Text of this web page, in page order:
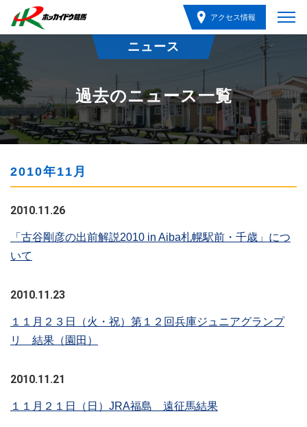
アクセス情報
ニュース
過去のニュース一覧
2010年11月
2010.11.26
「古谷剛彦の出前解説2010 in Aiba札幌駅前・千歳」につ
いて
2010.11.23
１１月２３日（火・祝）第１２回兵庫ジュニアグランプ
リ 結果（園田）
2010.11.21
１１月２１日（日）JRA福島 遠征馬結果